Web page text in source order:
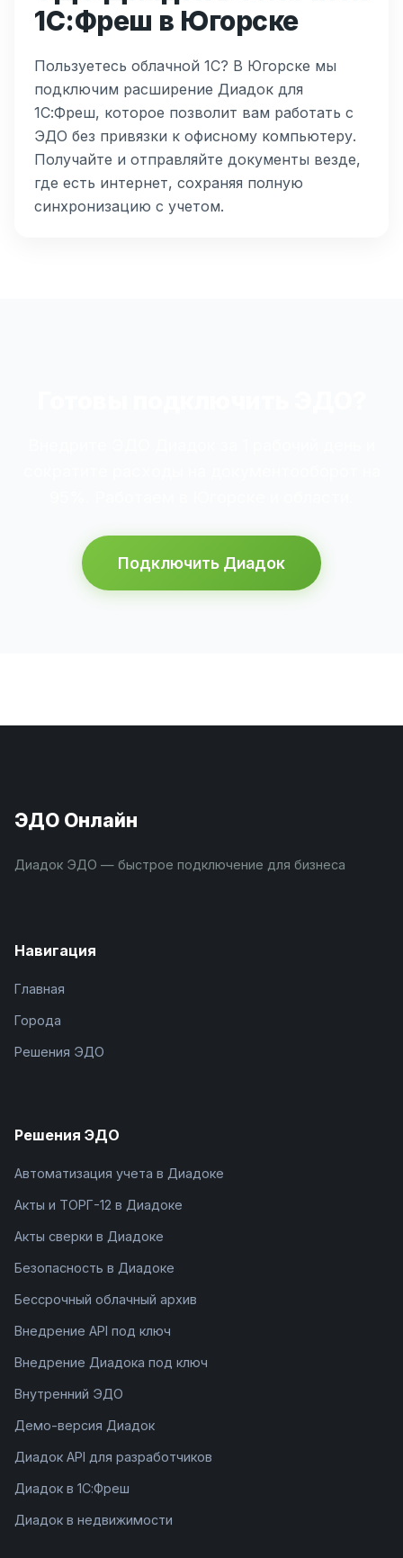
1С:Фреш в Югорске
Пользуетесь облачной 1С? В Югорске мы
подключим расширение Диадок для
1С:Фреш, которое позволит вам работать с
ЭДО без привязки к офисному компьютеру.
Получайте и отправляйте документы везде,
где есть интернет, сохраняя полную
синхронизацию с учетом.
Подключить Диадок
ЭДО Онлайн
Диадок ЭДО — быстрое подключение для бизнеса
Навигация
Главная
Города
Решения ЭДО
Решения ЭДО
Автоматизация учета в Диадоке
Акты и ТОРГ-12 в Диадоке
Акты сверки в Диадоке
Безопасность в Диадоке
Бессрочный облачный архив
Внедрение API под ключ
Внедрение Диадока под ключ
Внутренний ЭДО
Демо-версия Диадок
Диадок API для разработчиков
Диадок в 1С:Фреш
Диадок в недвижимости